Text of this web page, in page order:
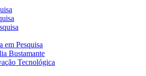
em Pesquisa
Bustamante
Tecnológica